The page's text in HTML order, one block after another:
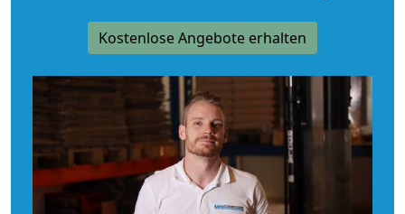
Kostenlose Angebote erhalten